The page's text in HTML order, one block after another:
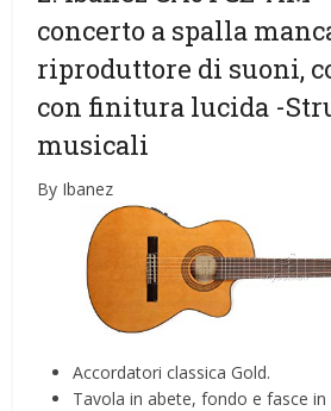
concerto a spalla
riproduttore di suoni,
con finitura lucida -
musicali
By Ibanez
Accordatori classica Gold.
Tavola in abete, fondo e fasce